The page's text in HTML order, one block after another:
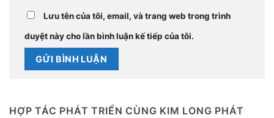
Lưu tên của tôi, email, và trang web trong trình
duyệt này cho lần bình luận kế tiếp của tôi.
HỢP TÁC PHÁT TRIỂN CÙNG KIM LONG PHÁT